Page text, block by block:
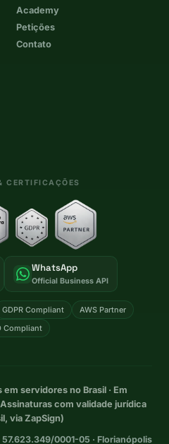
CERTIFICAÇÕES
WhatsApp
Official Business API
GDPR Compliant
AWS Partner
Compliant
Academy
Petições
Contato
servidores no Brasil · Em
com validade jurídica
via ZapSign)
57.623.349/0001-05 · Florianópolis